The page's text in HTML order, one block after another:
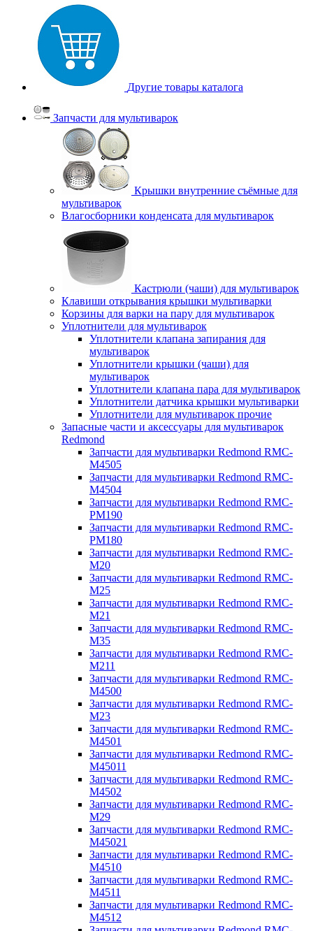
Другие товары каталога
Запчасти для мультиварок
Крышки внутренние съёмные для
мультиварок
Влагосборники конденсата для мультиварок
Кастрюли (чаши) для мультиварок
Клавиши открывания крышки мультиварки
Корзины для варки на пару для мультиварок
Уплотнители для мультиварок
Уплотнители клапана запирания для
мультиварок
Уплотнители крышки (чаши) для
мультиварок
Уплотнители клапана пара для мультиварок
Уплотнители датчика крышки мультиварки
Уплотнители для мультиварок прочие
Запасные части и аксессуары для мультиварок
Redmond
Запчасти для мультиварки Redmond RMC-
M4505
Запчасти для мультиварки Redmond RMC-
M4504
Запчасти для мультиварки Redmond RMC-
PM190
Запчасти для мультиварки Redmond RMC-
PM180
Запчасти для мультиварки Redmond RMC-
M20
Запчасти для мультиварки Redmond RMC-
M25
Запчасти для мультиварки Redmond RMC-
M21
Запчасти для мультиварки Redmond RMC-
M35
Запчасти для мультиварки Redmond RMC-
M211
Запчасти для мультиварки Redmond RMC-
M4500
Запчасти для мультиварки Redmond RMC-
M23
Запчасти для мультиварки Redmond RMC-
M4501
Запчасти для мультиварки Redmond RMC-
M45011
Запчасти для мультиварки Redmond RMC-
M4502
Запчасти для мультиварки Redmond RMC-
M29
Запчасти для мультиварки Redmond RMC-
M45021
Запчасти для мультиварки Redmond RMC-
M4510
Запчасти для мультиварки Redmond RMC-
M4511
Запчасти для мультиварки Redmond RMC-
M4512